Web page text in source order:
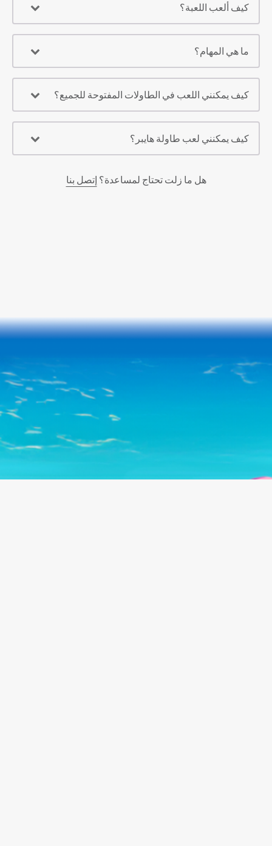
كيف ألعب اللعبة؟
ما هي المهام؟
كيف يمكنني اللعب في الطاولات المفتوحة للجميع؟
كيف يمكنني لعب طاولة هايبر؟
هل ما زلت تحتاج لمساعدة؟ إتصل بنا